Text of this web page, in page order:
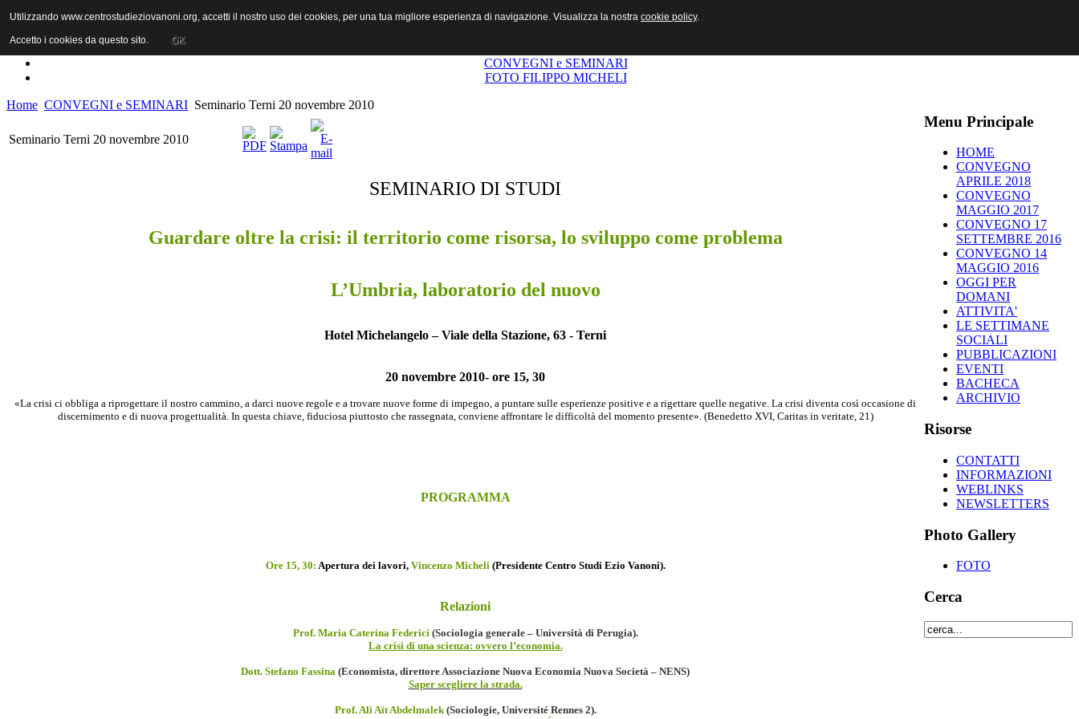
CHI SIAMO
CONVEGNI e SEMINARI
FOTO FILIPPO MICHELI
Home CONVEGNI e SEMINARI Seminario Terni 20 novembre 2010
Seminario Terni 20 novembre 2010
SEMINARIO DI STUDI
Guardare oltre la crisi: il territorio come risorsa, lo sviluppo come problema
L’Umbria, laboratorio del nuovo
Hotel Michelangelo – Viale della Stazione, 63 - Terni
20 novembre 2010- ore 15, 30
«La crisi ci obbliga a riprogettare il nostro cammino, a darci nuove regole e a trovare nuove forme di impegno, a puntare sulle esperienze positive e a rigettare quelle negative. La crisi diventa così occasione di
discernimento e di nuova progettualità. In questa chiave, fiduciosa piuttosto che rassegnata, conviene affrontare le difficoltà del momento presente». (Benedetto XVI, Caritas in veritate, 21)
PROGRAMMA
Ore 15, 30: Apertura dei lavori, Vincenzo Micheli (Presidente Centro Studi Ezio Vanoni).
Relazioni
Prof. Maria Caterina Federici(Sociologia generale – Università di Perugia).
La crisi di una scienza: ovvero l’economia.
Dott. Stefano Fassina (Economista, direttore Associazione Nuova Economia Nuova Società – NENS)
Saper scegliere la strada.
Prof. Ali Aït Abdelmalek(Sociologie, Université Rennes 2).
Menu Principale
HOME
CONVEGNO
APRILE 2018
CONVEGNO
MAGGIO 2017
CONVEGNO 17
SETTEMBRE 2016
CONVEGNO 14
MAGGIO 2016
OGGI PER
DOMANI
ATTIVITA'
LE SETTIMANE
SOCIALI
PUBBLICAZIONI
EVENTI
BACHECA
ARCHIVIO
Risorse
CONTATTI
INFORMAZIONI
WEBLINKS
NEWSLETTERS
Photo Gallery
FOTO
Cerca
Utilizzando www.centrostudieziovanoni.org, accetti il nostro uso dei cookies, per una tua migliore esperienza di navigazione. Visualizza la nostra cookie policy.
Accetto i cookies da questo sito. OK